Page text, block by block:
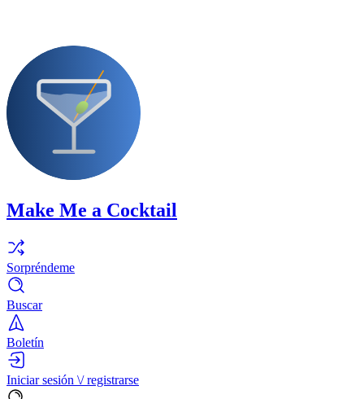
Make Me a Cocktail
Sorpréndeme
Buscar
Boletín
Iniciar sesión \/ registrarse